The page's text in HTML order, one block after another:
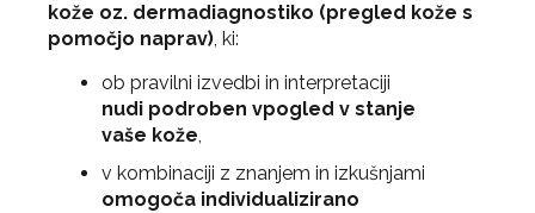
kože oz. dermadiagnostiko (pregled kože s
pomočjo naprav), ki:
ob pravilni izvedbi in interpretaciji
nudi podroben vpogled v stanje
vaše kože,
v kombinaciji z znanjem in izkušnjami
omogoča individualizirano